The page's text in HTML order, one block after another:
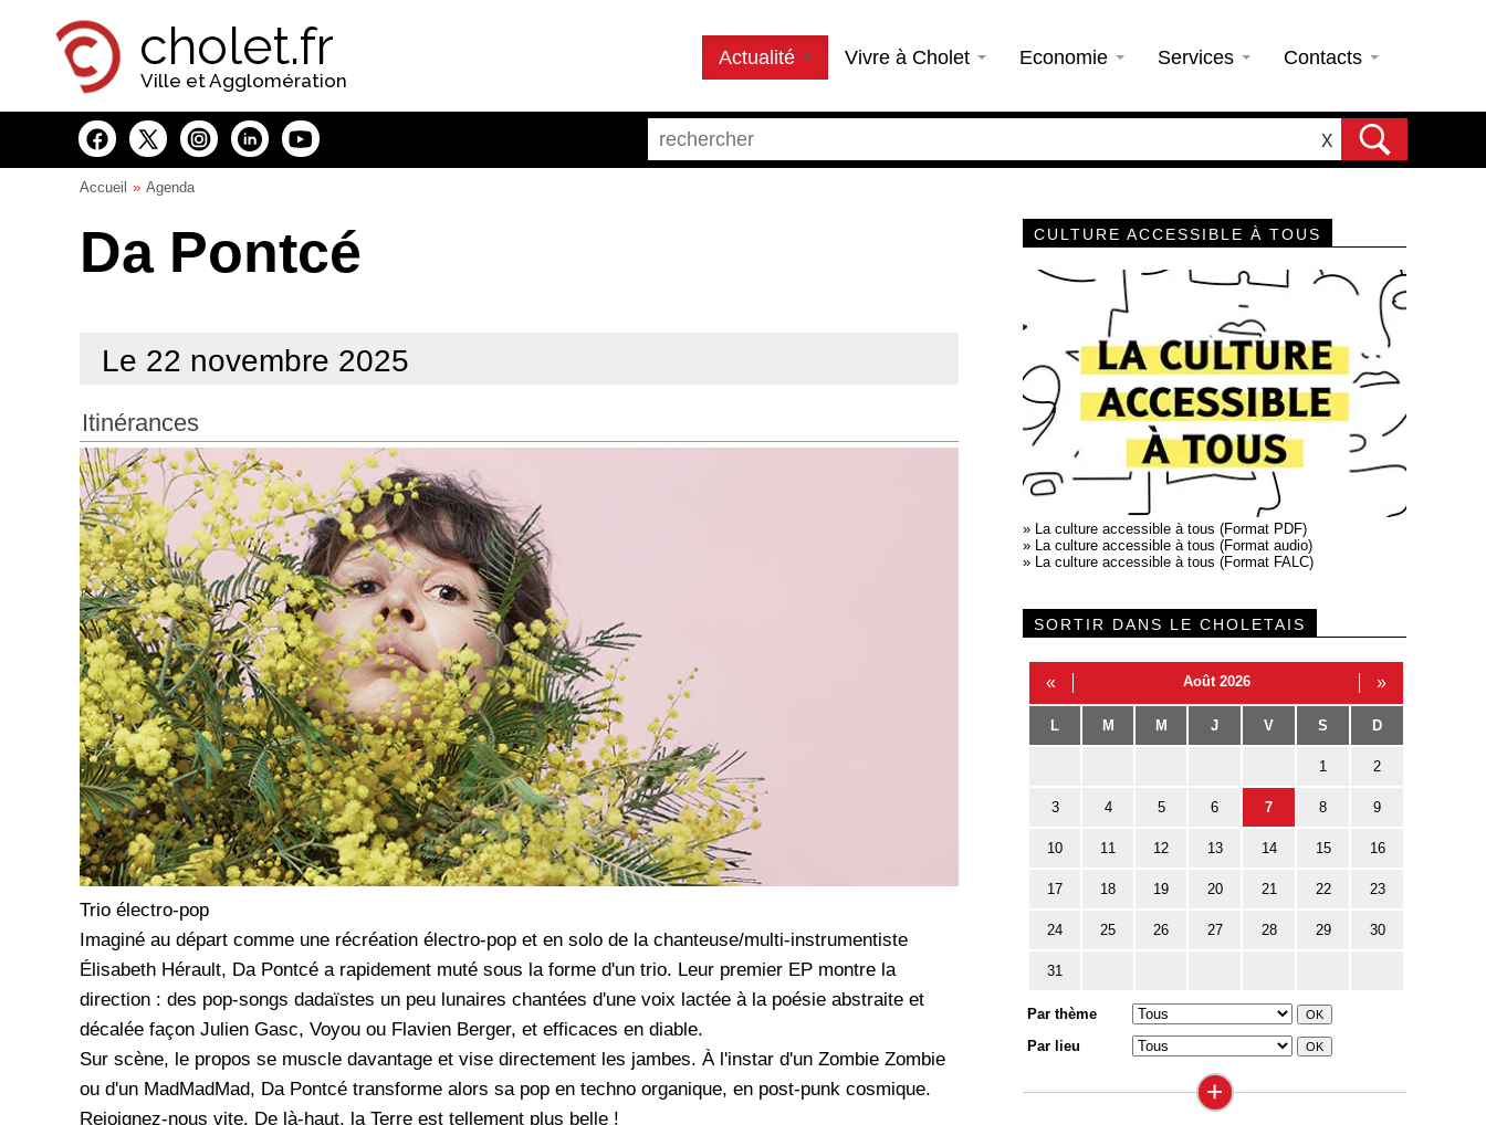
cholet.fr
Ville et Agglomération
Actualité Vivre à Cholet Economie Services Contacts
X
Accueil Agenda
Da Pontcé
Le 22 novembre 2025
Itinérances
Trio électro-pop
Imaginé au départ comme une récréation électro-pop et en solo de la chanteuse/multi-instrumentiste
Élisabeth Hérault, Da Pontcé a rapidement muté sous la forme d'un trio. Leur premier EP montre la
direction : des pop-songs dadaïstes un peu lunaires chantées d'une voix lactée à la poésie abstraite et
décalée façon Julien Gasc, Voyou ou Flavien Berger, et efficaces en diable.
Sur scène, le propos se muscle davantage et vise directement les jambes. À l'instar d'un Zombie Zombie
ou d'un MadMadMad, Da Pontcé transforme alors sa pop en techno organique, en post-punk cosmique.
Rejoignez-nous vite. De là-haut, la Terre est tellement plus belle !
CULTURE ACCESSIBLE À TOUS
» La culture accessible à tous (Format PDF)
» La culture accessible à tous (Format audio)
» La culture accessible à tous (Format FALC)
SORTIR DANS LE CHOLETAIS
« Août 2026 »
L M M J V S D
1 2
3 4 5 6 7 8 9
10 11 12 13 14 15 16
17 18 19 20 21 22 23
24 25 26 27 28 29 30
31
Par thème
Par lieu
+